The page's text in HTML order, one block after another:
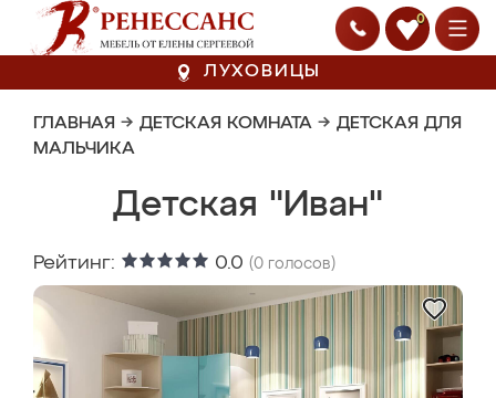
0
ЛУХОВИЦЫ
ГЛАВНАЯ → ДЕТСКАЯ КОМНАТА → ДЕТСКАЯ ДЛЯ
МАЛЬЧИКА
Детская "Иван"
Рейтинг: 0.0 (0 голосов)